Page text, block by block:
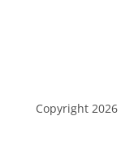
Copyright 2026